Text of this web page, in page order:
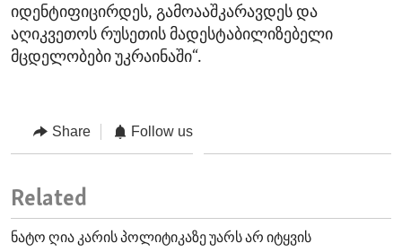
იდენტიფიცირდეს, გამოააშკარავდეს და
აღიკვეთოს რუსეთის მადესტაბილიზებელი
მცდელობები უკრაინაში“.
Share Follow us
Related
ნატო ღია კარის პოლიტიკაზე უარს არ იტყვის